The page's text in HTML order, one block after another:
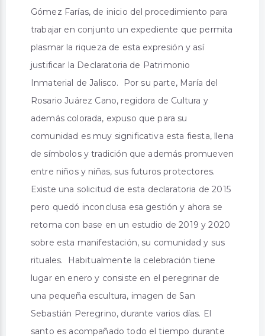
Gómez Farías, de inicio del procedimiento para
trabajar en conjunto un expediente que permita
plasmar la riqueza de esta expresión y así
justificar la Declaratoria de Patrimonio
Inmaterial de Jalisco. Por su parte, María del
Rosario Juárez Cano, regidora de Cultura y
además colorada, expuso que para su
comunidad es muy significativa esta fiesta, llena
de símbolos y tradición que además promueven
entre niños y niñas, sus futuros protectores.
Existe una solicitud de esta declaratoria de 2015
pero quedó inconclusa esa gestión y ahora se
retoma con base en un estudio de 2019 y 2020
sobre esta manifestación, su comunidad y sus
rituales. Habitualmente la celebración tiene
lugar en enero y consiste en el peregrinar de
una pequeña escultura, imagen de San
Sebastián Peregrino, durante varios días. El
santo es acompañado todo el tiempo durante